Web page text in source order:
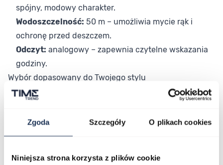
Zgoda Szczegóły O plikach cookies
Niniejsza strona korzysta z plików cookie
spójny, modowy charakter.
Wodoszczelność: 50 m – umożliwia mycie rąk i
ochronę przed deszczem.
Odczyt: analogowy – zapewnia czytelne wskazania
godziny.
Wybór dopasowany do Twojego stylu
Model sprawdzi się zarówno w codziennym
To wybór dla mężczyzn, którzy cenią połączenie stylu i
nowoczesnego designu. Dzięki brązowej kopercie i
stylizacje i zapewnia komfort noszenia każdego dnia.